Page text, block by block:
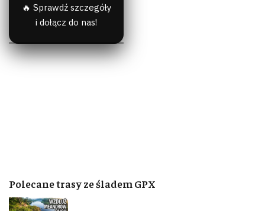
🔥 Sprawdź szczegóły
i dołącz do nas!
Polecane trasy ze śladem GPX